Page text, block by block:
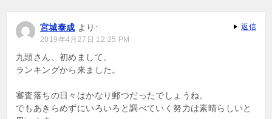
シ
ョ
ン
宮城泰成 より:
2019年4月27日 12:25 PM
九頭さん、初めまして。
ランキングから来ました。
審査落ちの日々はかなり郵つだったでしょうね。
でもあきらめずにいろいろと調べていく努力は素晴らしいと
返信